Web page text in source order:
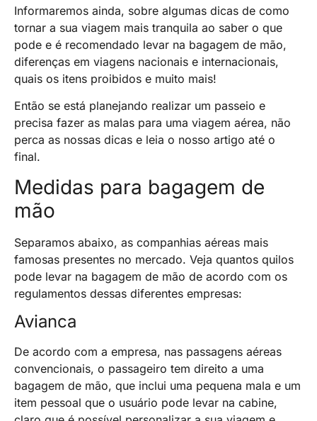
Informaremos ainda, sobre algumas dicas de como
tornar a sua viagem mais tranquila ao saber o que
pode e é recomendado levar na bagagem de mão,
diferenças em viagens nacionais e internacionais,
quais os itens proibidos e muito mais!
Então se está planejando realizar um passeio e
precisa fazer as malas para uma viagem aérea, não
perca as nossas dicas e leia o nosso artigo até o
final.
Medidas para bagagem de
mão
Separamos abaixo, as companhias aéreas mais
famosas presentes no mercado. Veja quantos quilos
pode levar na bagagem de mão de acordo com os
regulamentos dessas diferentes empresas:
Avianca
De acordo com a empresa, nas passagens aéreas
convencionais, o passageiro tem direito a uma
bagagem de mão, que inclui uma pequena mala e um
item pessoal que o usuário pode levar na cabine,